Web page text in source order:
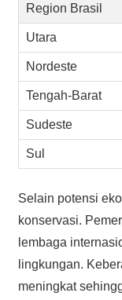
Region Brasil
Utara
Nordeste
Tengah-Barat
Sudeste
Sul
Selain potensi
konservasi.
lembaga
lingkungan.
meningkat